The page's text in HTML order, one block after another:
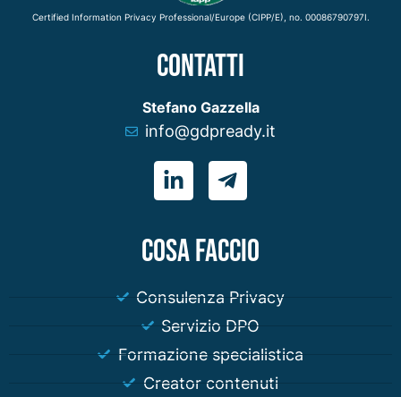
Certified Information Privacy Professional/Europe (CIPP/E), no. 00086790797I.
CONTATTI
Stefano Gazzella
info@gdpready.it
COSA FACCIO
Consulenza Privacy
Servizio DPO
Formazione specialistica
Creator contenuti